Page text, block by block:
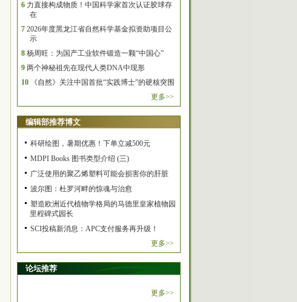
6 力直接构成物质！中国科学家首次认证胶球存
在
7 2026年度黑龙江省自然科学基金拟资助项目公
示
8 杨周旺：为国产工业软件锻造一颗“中国心”
9 两个神秘祖先在现代人类DNA中现形
10
《自然》关注中国首批“实践博士”的硬核突围
更多>>
编辑部推荐博文
科研绘图，暑期优惠！下单立减500元
MDPI Books 图书类型介绍 (三)
广泛使用的聚乙烯塑料可能会损害你的肝脏
波尔图：杜罗河畔的惊魂与治愈
塑造欧洲近代植物学格局的马德里皇家植物园
里程碑式园长
SCI投稿新消息：APC支付服务再升级！
更多>>
论坛推荐
更多>>